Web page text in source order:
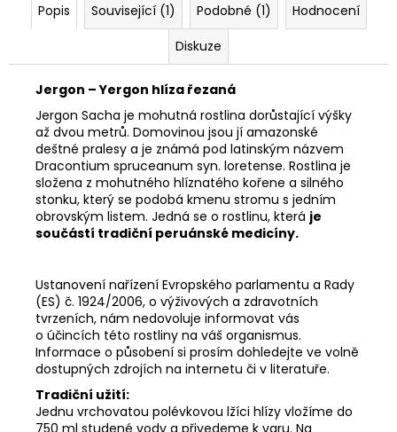
Popis Související (1) Podobné (1)
Hodnocení
Diskuze
Jergon – Yergon hlíza řezaná
Jergon Sacha je mohutná rostlina dorůstající výšky
až dvou metrů. Domovinou jsou jí amazonské
deštné pralesy a je známá pod latinským názvem
Dracontium spruceanum syn. loretense. Rostlina je
složena z mohutného hlíznatého kořene a silného
stonku, který se podobá kmenu stromu s jedním
obrovským listem. Jedná se o rostlinu, která je
součástí tradiční peruánské medicíny.
Ustanovení nařízení Evropského parlamentu a Rady
(ES) č. 1924/2006, o výživových a zdravotních
tvrzeních, nám nedovoluje informovat vás
o účincích této rostliny na váš organismus.
Informace o působení si prosím dohledejte ve volně
dostupných zdrojích na internetu či v literatuře.
Tradiční užití:
Jednu vrchovatou polévkovou lžíci hlízy vložíme do
750 ml studené vody a přivedeme k varu. Na